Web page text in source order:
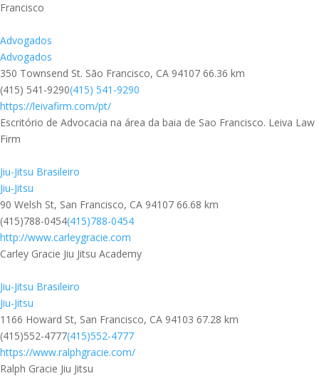
Francisco
Advogados
Advogados
350 Townsend St. São Francisco, CA 94107 66.36 km
(415) 541-9290(415) 541-9290
https://leivafirm.com/pt/
Escritório de Advocacia na área da baia de Sao Francisco. Leiva Law
Firm
Jiu-Jitsu Brasileiro
Jiu-Jitsu
90 Welsh St, San Francisco, CA 94107 66.68 km
(415)788-0454(415)788-0454
http://www.carleygracie.com
Carley Gracie Jiu Jitsu Academy
Jiu-Jitsu Brasileiro
Jiu-Jitsu
1166 Howard St, San Francisco, CA 94103 67.28 km
(415)552-4777(415)552-4777
https://www.ralphgracie.com/
Ralph Gracie Jiu Jitsu